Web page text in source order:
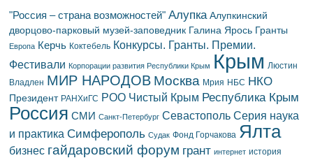
"Россия – страна возможностей" Алупка Алупкинский
дворцово-парковый музей-заповедник Галина Ярось Гранты
Европа Керчь Коктебель Конкурсы. Гранты. Премии.
Фестивали Корпорации развития Республики Крым Крым Люстин
Владлен МИР НАРОДОВ Москва Мрия НБС НКО
Президент РАНХиГС РОО Чистый Крым Республика Крым
Россия СМИ Санкт-Петербург Севастополь Серия наука
и практика Симферополь Судак Фонд Горчакова Ялта
бизнес гайдаровский форум грант интернет история